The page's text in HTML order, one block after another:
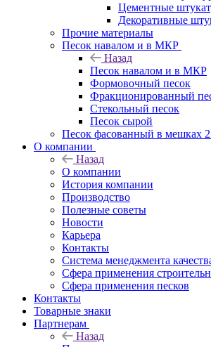
Цементные
Декоративные
Прочие материалы
Песок навалом и в МКР
Назад
Песок навалом и в МКР
Формовочный песок
Фракционированный
Стекольный песок
Песок сырой
Песок фасованный в мешках
О компании
Назад
О компании
История компании
Производство
Полезные советы
Новости
Карьера
Контакты
Система менеджмента
Сфера применения
Сфера применения песков
Контакты
Товарные знаки
Партнерам
Назад